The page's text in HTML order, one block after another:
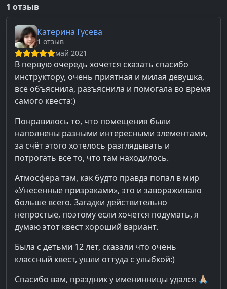
1 отзыв
Катерина Гусева
1 отзыв
май 2021
В первую очередь хочется сказать спасибо
инструктору, очень приятная и милая девушка,
всё объяснила, разъяснила и помогала во время
самого квеста:)
Понравилось то, что помещения были
наполнены разными интересными элементами,
за счёт этого хотелось разглядывать и
потрогать всё то, что там находилось.
Атмосфера там, как будто правда попал в мир
«Унесенные призраками», это и завораживало
больше всего. Загадки действительно
непростые, поэтому если хочется подумать, я
думаю этот квест хороший вариант.
Была с детьми 12 лет, сказали что очень
классный квест, ушли оттуда с улыбкой:)
Спасибо вам, праздник у именинницы удался 🙏🏼